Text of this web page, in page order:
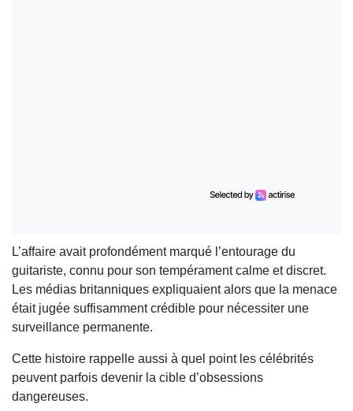
L’affaire avait profondément marqué l’entourage du
guitariste, connu pour son tempérament calme et discret.
Les médias britanniques expliquaient alors que la menace
était jugée suffisamment crédible pour nécessiter une
surveillance permanente.
Cette histoire rappelle aussi à quel point les célébrités
peuvent parfois devenir la cible d’obsessions
dangereuses.